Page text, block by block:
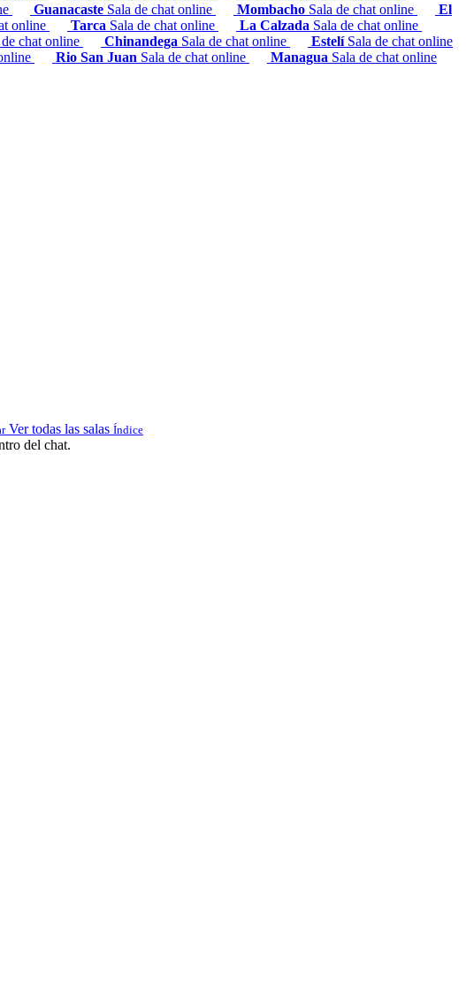
Guanacaste Sala de chat online Mombacho Sala de chat online
El
online Tarca Sala de chat online La Calzada Sala de chat online
de chat online Chinandega Sala de chat online Estelí Sala de chat online
Rio San Juan Sala de chat online Managua Sala de chat online
Ver todas las salas Índice
del chat.